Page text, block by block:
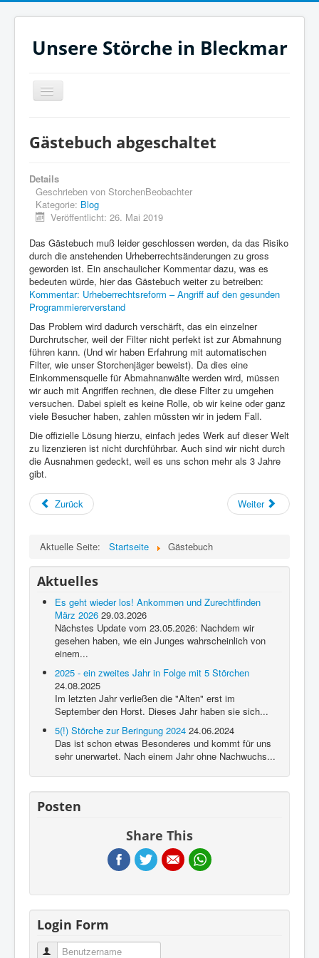
Unsere Störche in Bleckmar
Navigation
an/aus
Heute
Monat
Filme
Aktuelles
Zeitleiste
Unsere Störche
Links
Über diese Seite
Gästebuch
Gästebuch abgeschaltet
Details
Geschrieben von StorchenBeobachter
Kategorie: Blog
Veröffentlicht: 26. Mai 2019
Das Gästebuch muß leider geschlossen werden, da das Risiko
durch die anstehenden Urheberrechtsänderungen zu gross
geworden ist. Ein anschaulicher Kommentar dazu, was es
bedeuten würde, hier das Gästebuch weiter zu betreiben:
Kommentar: Urheberrechtsreform – Angriff auf den gesunden
Programmiererverstand
Das Problem wird dadurch verschärft, das ein einzelner
Durchrutscher, weil der Filter nicht perfekt ist zur Abmahnung
führen kann. (Und wir haben Erfahrung mit automatischen
Filter, wie unser Storchenjäger beweist). Da dies eine
Einkommensquelle für Abmahnanwälte werden wird, müssen
wir auch mit Angriffen rechnen, die diese Filter zu umgehen
versuchen. Dabei spielt es keine Rolle, ob wir keine oder ganz
viele Besucher haben, zahlen müssten wir in jedem Fall.
Die offizielle Lösung hierzu, einfach jedes Werk auf dieser Welt
zu lizenzieren ist nicht durchführbar. Auch sind wir nicht durch
die Ausnahmen gedeckt, weil es uns schon mehr als 3 Jahre
gibt.
Zurück Weiter
Aktuelle Seite: Startseite Gästebuch
Aktuelles
Es geht wieder los! Ankommen und Zurechtfinden
März 2026 29.03.2026
Nächstes Update vom 23.05.2026: Nachdem wir
gesehen haben, wie ein Junges wahrscheinlich von
einem...
2025 - ein zweites Jahr in Folge mit 5 Störchen
24.08.2025
Im letzten Jahr verließen die "Alten" erst im
September den Horst. Dieses Jahr haben sie sich...
5(!) Störche zur Beringung 2024 24.06.2024
Das ist schon etwas Besonderes und kommt für uns
sehr unerwartet. Nach einem Jahr ohne Nachwuchs...
Posten
Share This
Login Form
Benutzername